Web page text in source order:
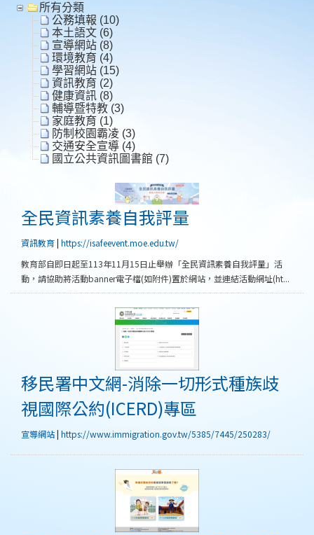
所有分類
公務填報 (10)
本土語文 (6)
宣導網站 (8)
環境教育 (4)
學習網站 (15)
資訊教育 (2)
健康資訊 (8)
輔導暨特教 (3)
家庭教育 (1)
防制校園霸凌 (3)
交通安全宣導 (4)
國立公共資訊圖書館 (7)
全民資訊素養自我評量
全民資訊素養自我評量
資訊教育| https://isafeevent.moe.edu.tw/
教育部自即日起至113年11月15日止舉辦「全民資訊素養自我評量」活
動，請協助將活動banner電子檔(如附件)置於網站，並連結活動網址(ht...
移民署中文網-消除一
移民署中文網-消除一切形式種族歧
視國際公約(ICERD)專區
宣導網站| https://www.immigration.gov.tw/5385/7445/250283/